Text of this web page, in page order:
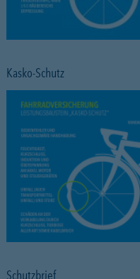
Kasko-Schutz
Schutzbrief